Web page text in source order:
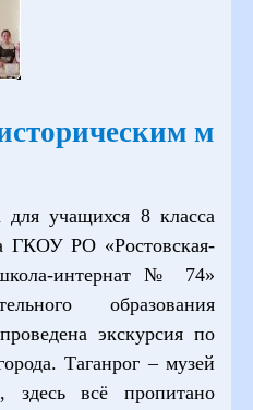
м
для учащихся 8 класса
ГКОУ РО «Ростовская-
интернат № 74»
образования
экскурсия по
Таганрог – музей
здесь всё пропитано